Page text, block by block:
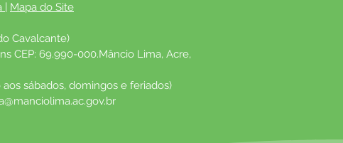
| Mapa do Site
Cavalcante)
CEP: 69.990-000.Mâncio Lima, Acre,
aos sábados, domingos e feriados)